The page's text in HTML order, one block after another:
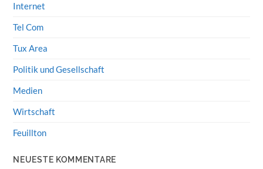
Internet
Tel Com
Tux Area
Politik und Gesellschaft
Medien
Wirtschaft
Feuillton
NEUESTE KOMMENTARE